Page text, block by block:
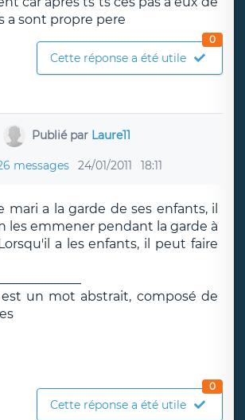
a sont propre pere
Cette réponse a été utile
0
Publié par Laure11
messages 24/01/2011 18:11
mari a la garde de ses enfants, il
les emmener pendant la garde à
a les enfants, il peut faire
un mot abstrait, composé de
Cette réponse a été utile
0